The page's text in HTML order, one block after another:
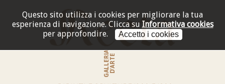
Questo sito utilizza i cookies per migliorare la tua
esperienza di navigazione. Clicca su Informativa cookies
per approfondire.
Accetto i cookies
GALLERIAD'ARTE